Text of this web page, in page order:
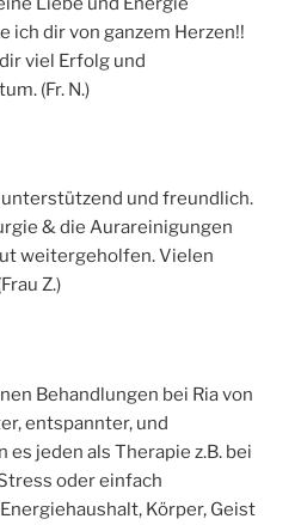
ich dir von ganzem Herzen!!
viel Erfolg und
(Fr. N.)
und freundlich.
& die Aurareinigungen
weitergeholfen. Vielen
Z.)
Behandlungen bei Ria von
entspannter, und
es jeden als Therapie z.B. bei
oder einfach
Körper, Geist